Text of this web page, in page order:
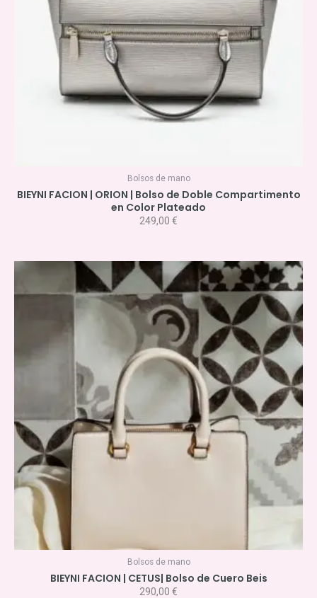
Bolsos de mano
BIEYNI FACION | ORION | Bolso de Doble Compartimento
en Color Plateado
249,00 €
Bolsos de mano
BIEYNI FACION | CETUS| Bolso de Cuero Beis
290,00 €